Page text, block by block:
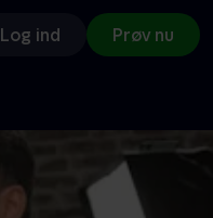
Log ind Prøv nu